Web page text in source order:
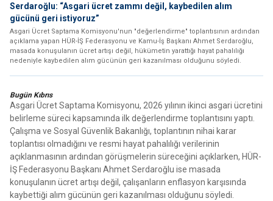
Serdaroğlu: “Asgari ücret zammı değil, kaybedilen alım
gücünü geri istiyoruz”
Asgari Ücret Saptama Komisyonu'nun "değerlendirme" toplantısının ardından
açıklama yapan HÜR-İŞ Federasyonu ve Kamu-İş Başkanı Ahmet Serdaroğlu,
masada konuşulanın ücret artışı değil, hükümetin yarattığı hayat pahalılığı
nedeniyle kaybedilen alım gücünün geri kazanılması olduğunu söyledi.
Bugün Kıbrıs
Asgari Ücret Saptama Komisyonu, 2026 yılının ikinci asgari ücretini
belirleme süreci kapsamında ilk değerlendirme toplantısını yaptı.
Çalışma ve Sosyal Güvenlik Bakanlığı, toplantının nihai karar
toplantısı olmadığını ve resmi hayat pahalılığı verilerinin
açıklanmasının ardından görüşmelerin süreceğini açıklarken, HÜR-
İŞ Federasyonu Başkanı Ahmet Serdaroğlu ise masada
konuşulanın ücret artışı değil, çalışanların enflasyon karşısında
kaybettiği alım gücünün geri kazanılması olduğunu söyledi.